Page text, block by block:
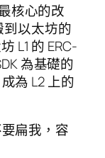
核心的改
到以太坊的
L1 的 ERC-
為基礎的
為 L2 上的
扁我，容